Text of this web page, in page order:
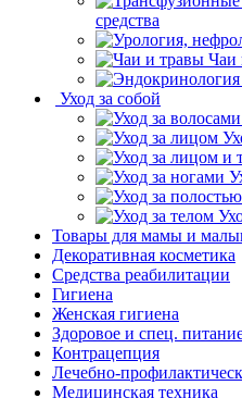
средства
Чаи
Уход за собой
Товары для мамы и
Декоративная косметика
Средства реабилитации
Гигиена
Женская гигиена
Здоровое и спец.
Контрацепция
Лечебно-
Медицинская техника